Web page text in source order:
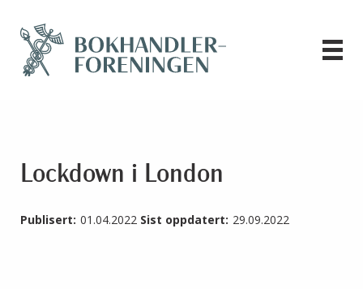
Lockdown i London
Publisert: 01.04.2022 Sist oppdatert: 29.09.2022